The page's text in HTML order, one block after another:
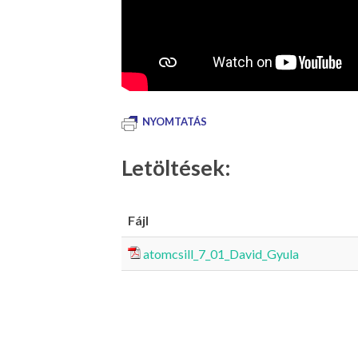
NYOMTATÁS
Letöltések:
Fájl
atomcsill_7_01_David_Gyula